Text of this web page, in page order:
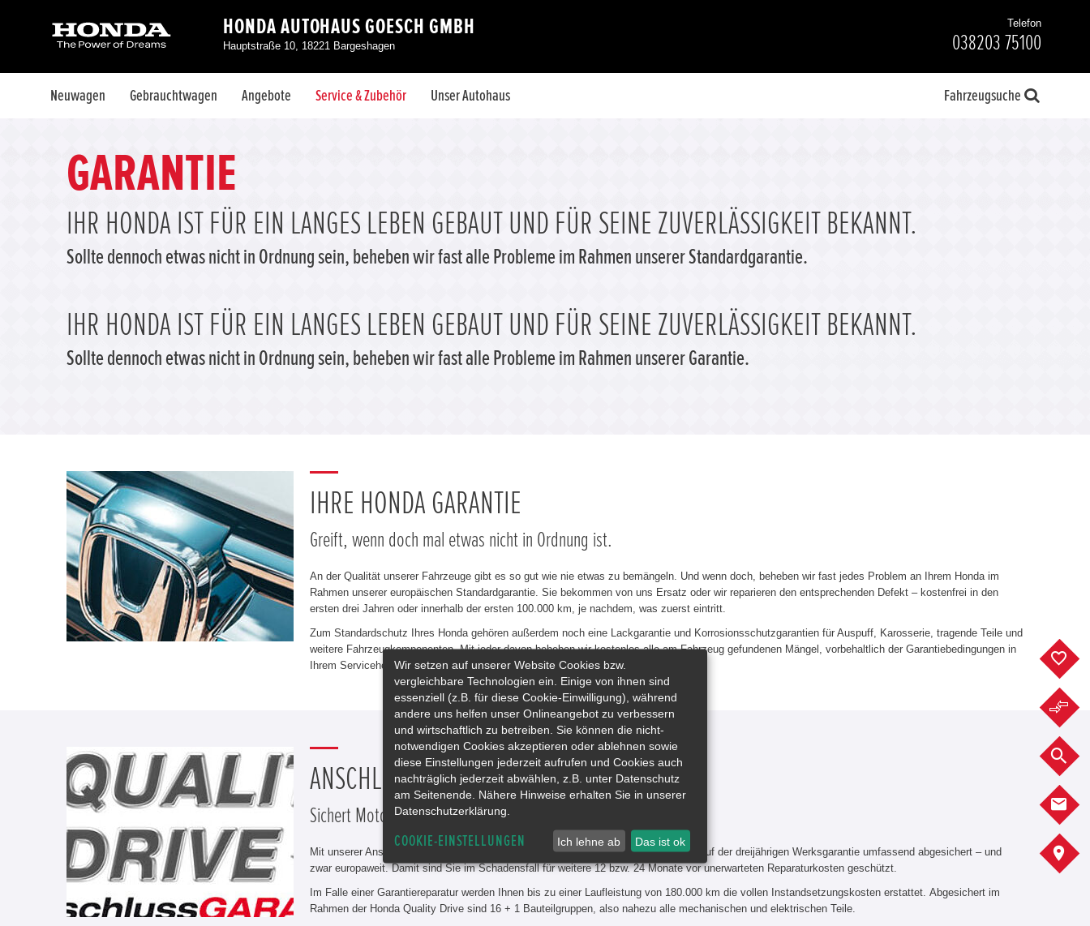
HONDA AUTOHAUS GOESCH GMBH
Hauptstraße 10, 18221 Bargeshagen
Telefon
038203 75100
Neuwagen Gebrauchtwagen Angebote Service & Zubehör Unser Autohaus Fahrzeugsuche
GARANTIE
IHR HONDA IST FÜR EIN LANGES LEBEN GEBAUT UND FÜR SEINE ZUVERLÄSSIGKEIT BEKANNT.
Sollte dennoch etwas nicht in Ordnung sein, beheben wir fast alle Probleme im Rahmen unserer Standardgarantie.
IHR HONDA IST FÜR EIN LANGES LEBEN GEBAUT UND FÜR SEINE ZUVERLÄSSIGKEIT BEKANNT.
Sollte dennoch etwas nicht in Ordnung sein, beheben wir fast alle Probleme im Rahmen unserer Garantie.
IHRE HONDA GARANTIE
Greift, wenn doch mal etwas nicht in Ordnung ist.
An der Qualität unserer Fahrzeuge gibt es so gut wie nie etwas zu bemängeln. Und wenn doch, beheben wir fast jedes Problem an Ihrem Honda im
Rahmen unserer europäischen Standardgarantie. Sie bekommen von uns Ersatz oder wir reparieren den entsprechenden Defekt – kostenfrei in den
ersten drei Jahren oder innerhalb der ersten 100.000 km, je nachdem, was zuerst eintritt.
Zum Standardschutz Ihres Honda gehören außerdem noch eine Lackgarantie und Korrosionsschutzgarantien für Auspuff, Karosserie, tragende Teile und
weitere Fahrzeugkomponenten. Mit jeder davon beheben wir kostenlos alle am Fahrzeug gefundenen Mängel, vorbehaltlich der Garantiebedingungen in
Ihrem Serviceheft.
ANSCHLUSSGARANTIE
Sichert Motor, Antrieb und Elektronik weiter ab.
Mit unserer Anschlussgarantie Honda Quality Drive* ist Ihr Fahrzeug auch nach Ablauf der dreijährigen Werksgarantie umfassend abgesichert – und
zwar europaweit. Damit sind Sie im Schadensfall für weitere 12 bzw. 24 Monate vor unerwarteten Reparaturkosten geschützt.
Im Falle einer Garantiereparatur werden Ihnen bis zu einer Laufleistung von 180.000 km die vollen Instandsetzungskosten erstattet. Abgesichert im
Rahmen der Honda Quality Drive sind 16 + 1 Bauteilgruppen, also nahezu alle mechanischen und elektrischen Teile.
Wir setzen auf unserer Website Cookies bzw.
vergleichbare Technologien ein. Einige von ihnen sind
essenziell (z.B. für diese Cookie-Einwilligung), während
andere uns helfen unser Onlineangebot zu verbessern
und wirtschaftlich zu betreiben. Sie können die nicht-
notwendigen Cookies akzeptieren oder ablehnen sowie
diese Einstellungen jederzeit aufrufen und Cookies auch
nachträglich jederzeit abwählen, z.B. unter Datenschutz
am Seitenende. Nähere Hinweise erhalten Sie in unserer
Datenschutzerklärung.
COOKIE-EINSTELLUNGEN Ich lehne ab Das ist ok